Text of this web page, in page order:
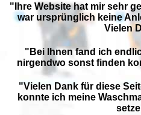
"Ihre Website hat mir sehr
war ursprünglich keine
Vielen
"Bei Ihnen fand ich
nirgendwo sonst finden
"Vielen Dank für diese
konnte ich meine